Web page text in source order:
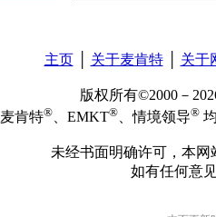
主页│ 关于麦肯特│ 关于
版权所有©2000－
麦肯特® 、EMKT® 、情境领导®
未经书面明确许可，本
如有任何意